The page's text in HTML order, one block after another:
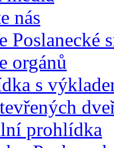
nás
Poslanecké
orgánů
s
prohlídka